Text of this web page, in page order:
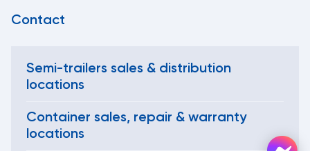
Contact
Semi-trailers sales & distribution
locations
Container sales, repair & warranty
locations